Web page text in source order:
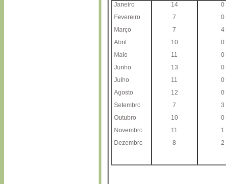
Janeiro
Fevereiro
Março
Abril
Maio
Junho
Julho
Agosto
Setembro
Outubro
Novembro
Dezembro
14
7
7
10
11
13
11
12
7
10
11
8
0
0
4
0
0
0
0
0
3
0
1
2